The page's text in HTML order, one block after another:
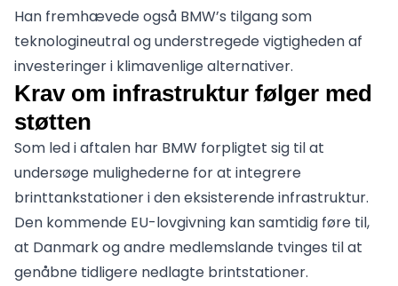
Han fremhævede også BMW’s tilgang som
teknologineutral og understregede vigtigheden af
investeringer i klimavenlige alternativer.
Krav om infrastruktur følger med
støtten
Som led i aftalen har BMW forpligtet sig til at
undersøge mulighederne for at integrere
brinttankstationer i den eksisterende infrastruktur.
Den kommende EU-lovgivning kan samtidig føre til,
at Danmark og andre medlemslande tvinges til at
genåbne tidligere nedlagte brintstationer.